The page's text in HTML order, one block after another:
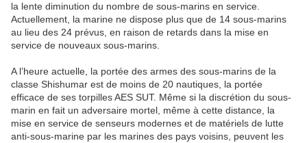
la lente diminution du nombre de sous-marins en service.
Actuellement, la marine ne dispose plus que de 14 sous-marins
au lieu des 24 prévus, en raison de retards dans la mise en
service de nouveaux sous-marins.
A l’heure actuelle, la portée des armes des sous-marins de la
classe Shishumar est de moins de 20 nautiques, la portée
efficace de ses torpilles AES SUT. Même si la discrétion du sous-
marin en fait un adversaire mortel, même à cette distance, la
mise en service de senseurs modernes et de matériels de lutte
anti-sous-marine par les marines des pays voisins, peuvent les